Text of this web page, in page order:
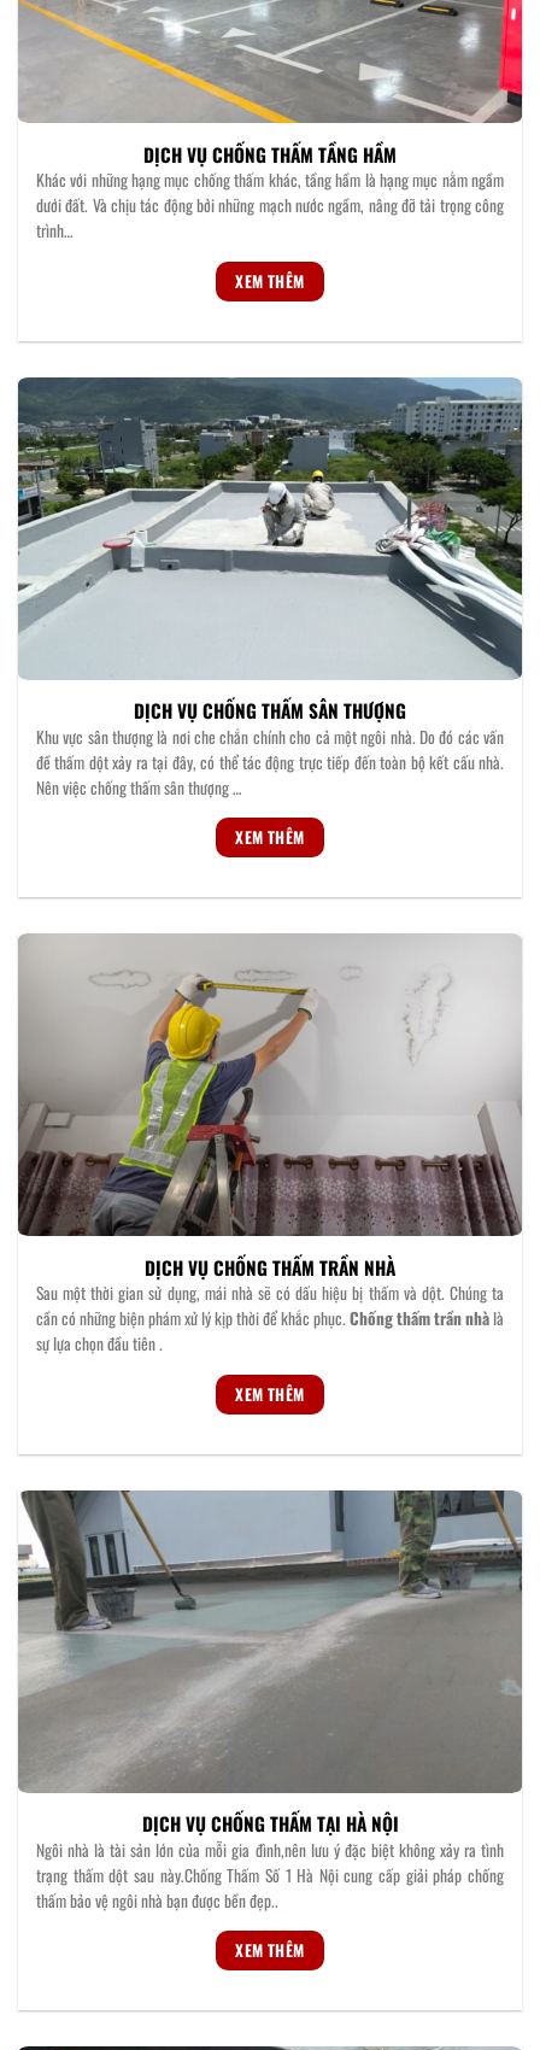
DỊCH VỤ CHỐNG THẤM TẦNG HẦM
Khác với những hạng mục chống thấm khác, tầng hầm là hạng mục nằm ngầm
dưới đất. Và chịu tác động bởi những mạch nước ngầm, nâng đỡ tải trọng công
trình…
XEM THÊM
DỊCH VỤ CHỐNG THẤM SÂN THƯỢNG
Khu vực sân thượng là nơi che chắn chính cho cả một ngôi nhà. Do đó các vấn
đề thấm dột xảy ra tại đây, có thể tác động trực tiếp đến toàn bộ kết cấu nhà.
Nên việc chống thấm sân thượng …
XEM THÊM
DỊCH VỤ CHỐNG THẤM TRẦN NHÀ
Sau một thời gian sử dụng, mái nhà sẽ có dấu hiệu bị thấm và dột. Chúng ta
cần có những biện phám xử lý kịp thời để khắc phục. Chống thấm trần nhà là
sự lựa chọn đầu tiên .
XEM THÊM
DỊCH VỤ CHỐNG THẤM TẠI HÀ NỘI
Ngôi nhà là tài sản lớn của mỗi gia đình,nên lưu ý đặc biệt không xảy ra tình
trạng thấm dột sau này.Chống Thấm Số 1 Hà Nội cung cấp giải pháp chống
thấm bảo vệ ngôi nhà bạn được bền đẹp..
XEM THÊM